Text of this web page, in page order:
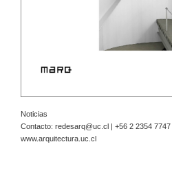
Noticias
Contacto: redesarq@uc.cl | +56 2 2354 7747
www.arquitectura.uc.cl